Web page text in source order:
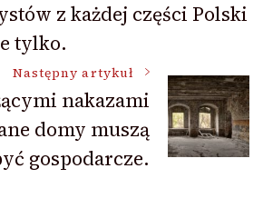
z każdej części Polski
tylko.
Następny artykuł
nakazami
domy muszą
gospodarcze.